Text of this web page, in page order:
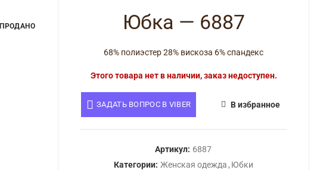
ПРОДАНО Юбка — 6887
68% полиэстер 28% вискоза 6% спандекс
Этого товара нет в наличии, заказ недоступен.
ЗАДАТЬ ВОПРОС В VIBER В избранное
Артикул: 6887
Категории: Женская одежда , Юбки